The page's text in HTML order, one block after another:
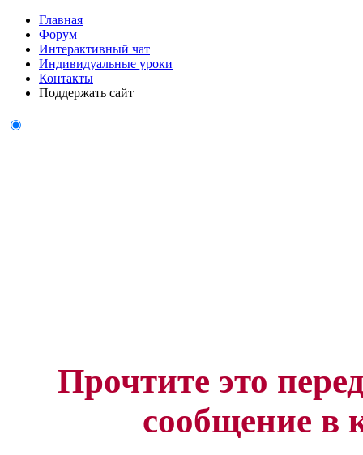
Главная
Форум
Интерактивный чат
Индивидуальные уроки
Контакты
Поддержать сайт
Прочтите это
сообщение в